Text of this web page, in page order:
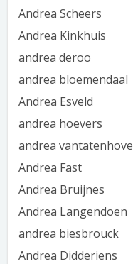
Andrea Scheers
Andrea Kinkhuis
andrea deroo
andrea bloemendaal
Andrea Esveld
andrea hoevers
andrea vantatenhove
Andrea Fast
Andrea Bruijnes
Andrea Langendoen
andrea biesbrouck
Andrea Didderiens